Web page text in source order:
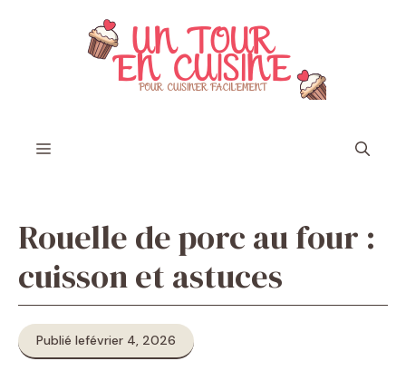
Menu
Rouelle de porc au four :
cuisson et astuces
Publié lefévrier 4, 2026